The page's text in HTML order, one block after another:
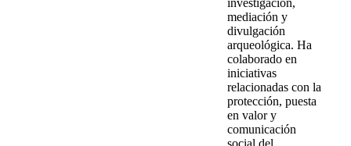
investigación,
mediación y
divulgación
arqueológica. Ha
colaborado en
iniciativas
relacionadas con la
protección, puesta
en valor y
comunicación